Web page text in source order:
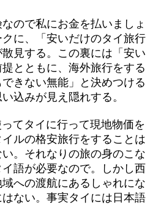
ので私にお金を払いましょ
に、「安いだけのタイ旅行
見する。この裏には「安い
とともに、海外旅行をする
きない無能」と決めつける
込みが見え隠れする。
てタイに行って現地物価を
ルの格安旅行をすることは
。それなりの旅の身のこな
語が必要なので。しかし西
への渡航にあるしゃれにな
ない。事実タイには日本語